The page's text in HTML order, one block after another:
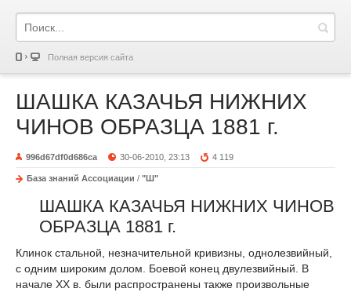
Полная версия сайта
ШАШКА КАЗАЧЬЯ НИЖНИХ
ЧИНОВ ОБРАЗЦА 1881 г.
996d67df0d686ca 30-06-2010, 23:13 4 119
База знаний Ассоциации / "Ш"
ШАШКА КАЗАЧЬЯ НИЖНИХ ЧИНОВ
ОБРАЗЦА 1881 г.
Клинок стальной, незначительной кривизны, однолезвийный,
с одним широким долом. Боевой конец двулезвийный. В
начале XX в. были распространены также произвольные